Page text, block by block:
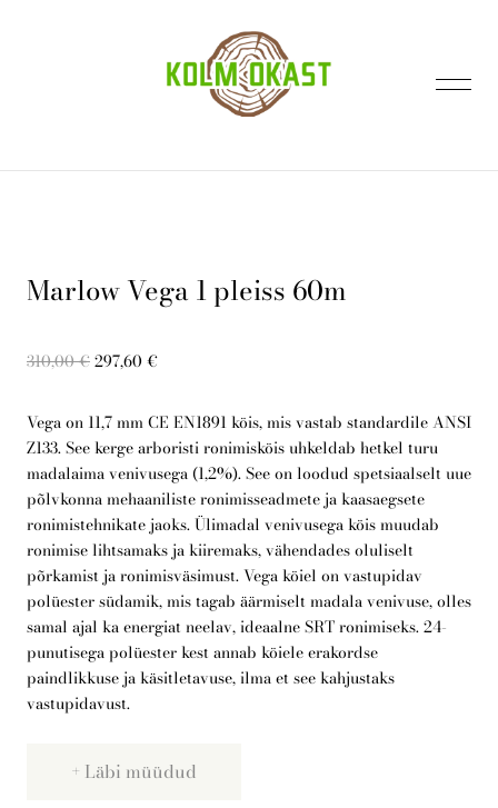
E-pood
Telli arborist
Marlow Vega 1 pleiss 60m
310,00 €297,60 €
Vega on 11,7 mm CE EN1891 köis, mis vastab standardile ANSI
Z133. See kerge arboristi ronimisköis uhkeldab hetkel turu
madalaima venivusega (1,2%). See on loodud spetsiaalselt uue
põlvkonna mehaaniliste ronimisseadmete ja kaasaegsete
ronimistehnikate jaoks. Ülimadal venivusega köis muudab
ronimise lihtsamaks ja kiiremaks, vähendades oluliselt
põrkamist ja ronimisväsimust. Vega köiel on vastupidav
polüester südamik, mis tagab äärmiselt madala venivuse, olles
samal ajal ka energiat neelav, ideaalne SRT ronimiseks. 24-
punutisega polüester kest annab köiele erakordse
paindlikkuse ja käsitletavuse, ilma et see kahjustaks
vastupidavust.
Läbi müüdud